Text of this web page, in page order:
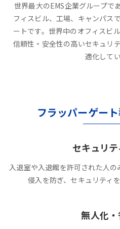
世界最大のEMS企業グループで
フィスビル、工場、キャンパス
ートです。世界中のオフィスビ
信頼性・安全性の高いセキュリ
適化してい
フラッパーゲー
セキュリ
入退室や入退館を許可された人
侵入を防ぎ、セキュリティ
無人化